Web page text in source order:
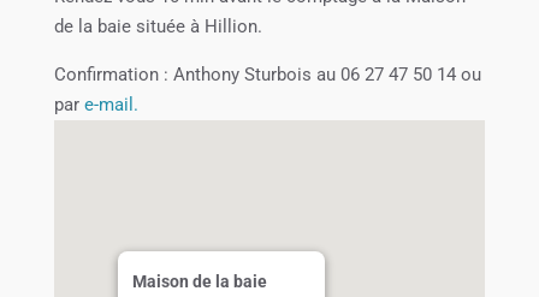
de la baie située à Hillion.
Confirmation : Anthony Sturbois au 06 27 47 50 14 ou
par e-mail.
Maison de la baie